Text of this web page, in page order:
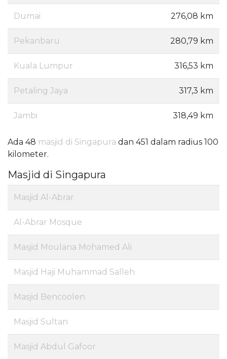
Dumai 276,08 km
Pekanbaru 280,79 km
Kuala Lumpur 316,53 km
Petaling Jaya 317,3 km
Jambi 318,49 km
Ada 48 masjid di Singapura dan 451 dalam radius 100
kilometer.
Masjid di Singapura
Masjid Al-Abrar
Al-Abrar Mosque
Masjid Moulana Mohamed Ali
Masjid Haji Muhammad Salleh
Masjid Bencoolen
Masjid Sultan
Masjid Abdul Gafoor